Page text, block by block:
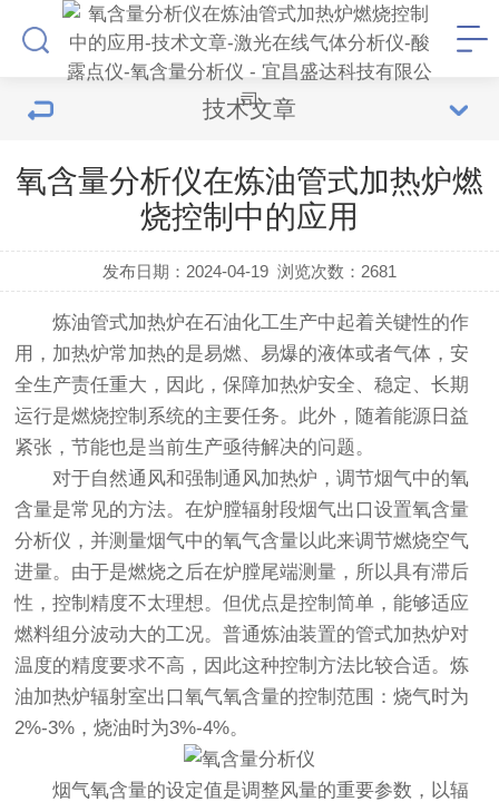
技术文章
氧含量分析仪在炼油管式加热炉燃
烧控制中的应用
发布日期：2024-04-19 浏览次数： 2681
炼油管式加热炉在石油化工生产中起着关键性的作
用，加热炉常加热的是易燃、易爆的液体或者气体，安
全生产责任重大，因此，保障加热炉安全、稳定、长期
运行是燃烧控制系统的主要任务。此外，随着能源日益
紧张，节能也是当前生产亟待解决的问题。
对于自然通风和强制通风加热炉，调节烟气中的氧
含量是常见的方法。在炉膛辐射段烟气出口设置氧含量
分析仪，并测量烟气中的氧气含量以此来调节燃烧空气
进量。由于是燃烧之后在炉膛尾端测量，所以具有滞后
性，控制精度不太理想。但优点是控制简单，能够适应
燃料组分波动大的工况。普通炼油装置的管式加热炉对
温度的精度要求不高，因此这种控制方法比较合适。炼
油加热炉辐射室出口氧气氧含量的控制范围：烧气时为
2%-3%，烧油时为3%-4%。
烟气氧含量的设定值是调整风量的重要参数，以辐